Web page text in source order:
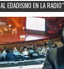
EDADISMO EN LA RADIO"